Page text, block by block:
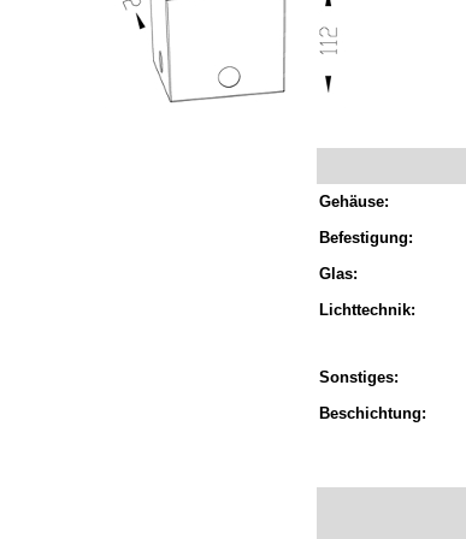
Gehäuse:
Befestigung:
Glas:
Lichttechnik:
Sonstiges:
Beschichtung: